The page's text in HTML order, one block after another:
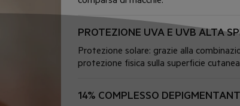
PROTEZIONE UVA E UVB ALTA
Protezione solare: grazie alla
protezione fisica sulla superficie
14% COMPLESSO